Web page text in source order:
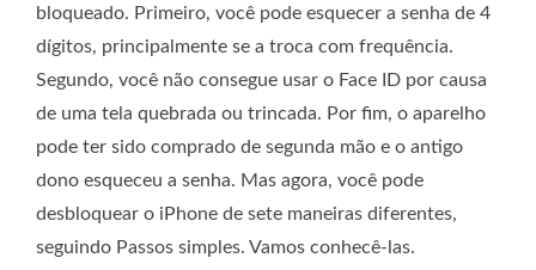
bloqueado. Primeiro, você pode esquecer a senha de 4
dígitos, principalmente se a troca com frequência.
Segundo, você não consegue usar o Face ID por causa
de uma tela quebrada ou trincada. Por fim, o aparelho
pode ter sido comprado de segunda mão e o antigo
dono esqueceu a senha. Mas agora, você pode
desbloquear o iPhone de sete maneiras diferentes,
seguindo Passos simples. Vamos conhecê-las.